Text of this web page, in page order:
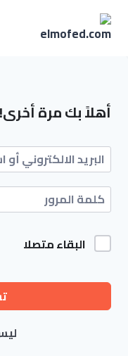
أهلاً بك مرة أخرى!
البقاء متصلا